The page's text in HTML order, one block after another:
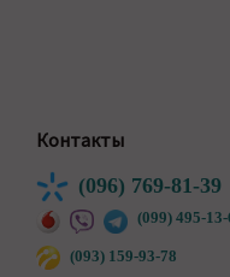
Контакты
(096) 769-81-39
(099) 495-13-
(093) 159-93-78